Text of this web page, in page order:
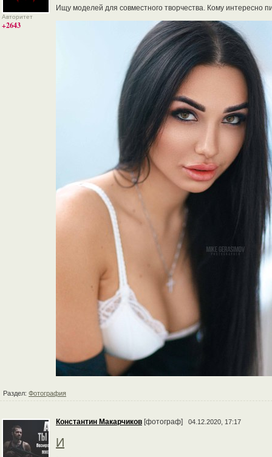
Авторитет
+2643
Ищу моделей для совместного творчества. Кому интересно
Раздел: Фотография
Константин Макарчиков [фотограф] 04.12.2020, 17:17
И